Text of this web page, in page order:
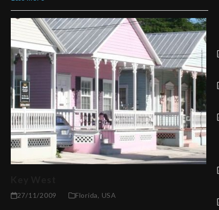
27/11/2009 Florida, USA